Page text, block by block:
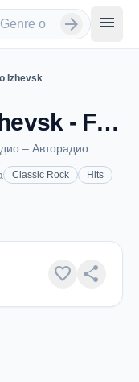
arrow_forward menu
Izhevsk
AvtoRadio Izhevsk - FM 106.1 - Izhevsk
– Авторадио
Classic Rock
Hits
favorite share